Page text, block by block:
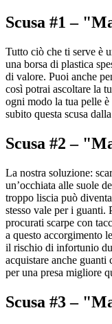
Scusa #1 –
Tutto ciò che ti serve è
una borsa di plastica
di valore. Puoi anche
così potrai ascoltare la
ogni modo la tua pelle
subito questa scusa
Scusa #2 –
La nostra soluzione:
un’occhiata alle suole
troppo liscia può
stesso vale per i guanti.
procurati scarpe con
a questo accorgimento
il rischio di infortunio
acquistare anche
per una presa migliore
Scusa #3 –